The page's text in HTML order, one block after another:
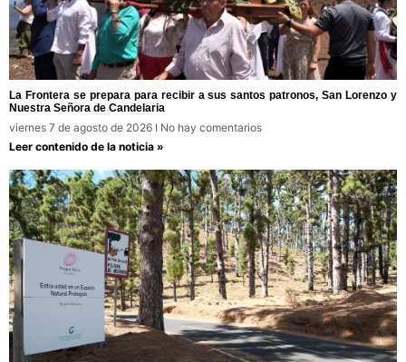
La Frontera se prepara para recibir a sus santos patronos, San Lorenzo y
Nuestra Señora de Candelaria
viernes 7 de agosto de 2026
No hay comentarios
Leer contenido de la noticia »